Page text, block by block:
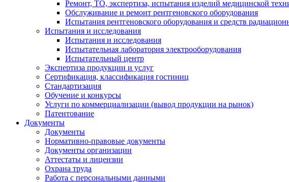
Ремонт, ТО, экспертиза, испытания изделий медицинской
Обслуживание и ремонт рентгеновского оборудования
Испытания рентгеновского оборудования и средств
Испытания и исследования
Испытания и исследования
Испытательная лаборатория электрооборудования
Испытательный центр
Экспертиза продукции и услуг
Сертификация, классификация гостиниц
Стандартизация
Обучение и конкурсы
Услуги по коммерциализации (вывод продукции на рынок)
Патентование
Документы
Документы
Нормативно-правовые документы
Документы организации
Аттестаты и лицензии
Охрана труда
Работа с персональными данными